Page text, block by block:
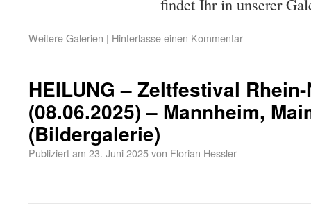
findet Ihr in unserer
Weitere Galerien | Hinterlasse einen Kommentar
HEILUNG – Zeltfestival
(08.06.2025) – Mannheim,
(Bildergalerie)
Publiziert am 23. Juni 2025von Florian Hessler